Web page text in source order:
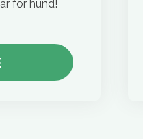
för hund!